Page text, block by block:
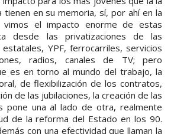
tienen en su memoria, sí, por ahí en la
el impacto enorme de estas
desde las privatizaciones de las
YPF, ferrocarriles, servicios
radios, canales de TV; pero
es en torno al mundo del trabajo, la
de flexibilización de los contratos,
de las jubilaciones, la creación de las
pone una al lado de otra, realmente
de la reforma del Estado en los 90.
con una efectividad que llaman la